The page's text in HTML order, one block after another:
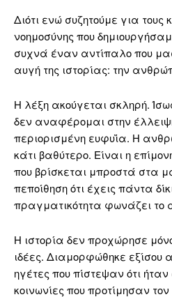
Διότι ενώ συζητούμε για τους
νοημοσύνης που
συχνά έναν αντίπαλο που
αυγή της ιστορίας: την
Η λέξη ακούγεται σκληρή.
δεν αναφέρομαι στην
περιορισμένη ευφυΐα. Η
κάτι βαθύτερο. Είναι η
που βρίσκεται μπροστά στα
πεποίθηση ότι έχεις πάντα
πραγματικότητα φωνάζει το
Η ιστορία δεν προχώρησε
ιδέες. Διαμορφώθηκε
ηγέτες που πίστεψαν ότι
κοινωνίες που προτίμησαν